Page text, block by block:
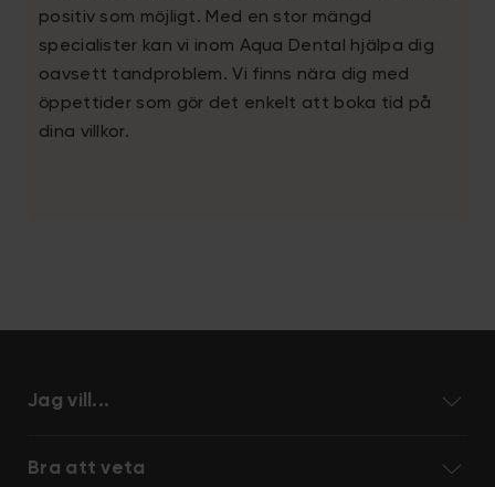
positiv som möjligt. Med en stor mängd
specialister kan vi inom Aqua Dental hjälpa dig
oavsett tandproblem. Vi finns nära dig med
öppettider som gör det enkelt att boka tid på
dina villkor.
Jag vill...
Bra att veta